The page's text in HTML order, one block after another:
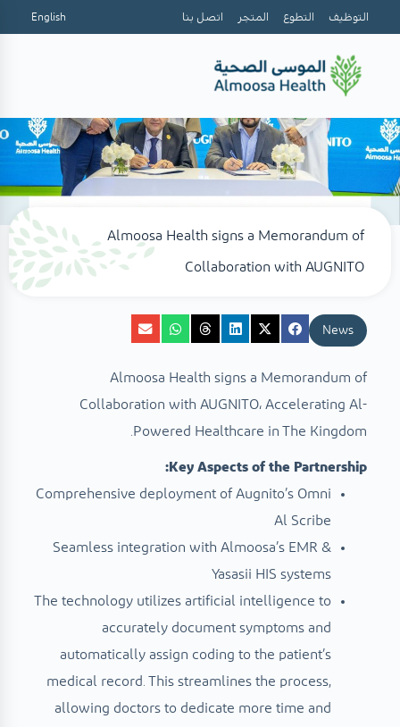
التوظيف التطوع المتجر اتصل بنا English
Almoosa Health signs a Memorandum of
Collaboration with AUGNITO
News
Almoosa Health signs a Memorandum of
Collaboration with AUGNITO، Accelerating Al-
Powered Healthcare in The Kingdom.
Key Aspects of the Partnership:
Comprehensive deployment of Augnito’s Omni
Al Scribe
Seamless integration with Almoosa’s EMR &
Yasasii HIS systems
The technology utilizes artificial intelligence to
accurately document symptoms and
automatically assign coding to the patient’s
medical record. This streamlines the process,
allowing doctors to dedicate more time and